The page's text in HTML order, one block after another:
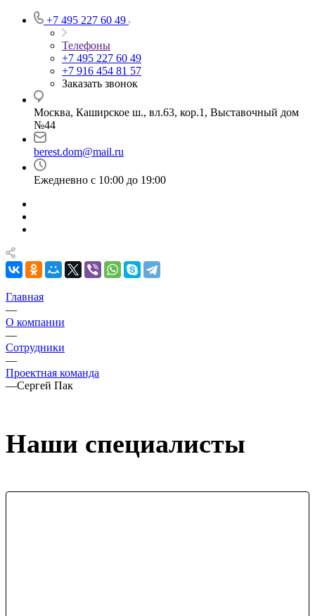
+7 495 227 60 49
Телефоны
+7 495 227 60 49
+7 916 454 81 57
Заказать звонок
Москва, Каширское ш., вл.63, кор.1, Выставочный дом
№44
berest.dom@mail.ru
Ежедневно с 10:00 до 19:00
Главная
—
О компании
—
Сотрудники
—
Проектная команда
—Сергей Пак
Наши специалисты